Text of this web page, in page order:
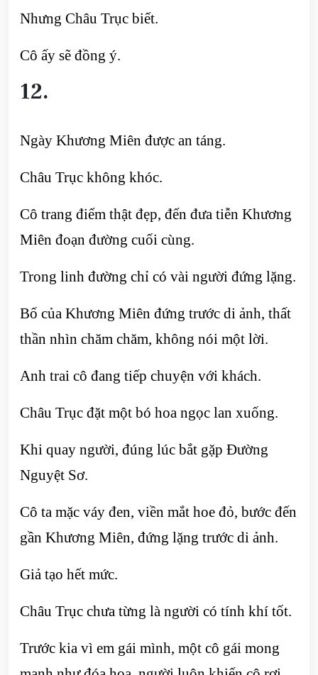
Nhưng Châu Trục biết.
Cô ấy sẽ đồng ý.
12.
Ngày Khương Miên được an táng.
Châu Trục không khóc.
Cô trang điểm thật đẹp, đến đưa tiễn Khương
Miên đoạn đường cuối cùng.
Trong linh đường chỉ có vài người đứng lặng.
Bố của Khương Miên đứng trước di ảnh, thất
thần nhìn chăm chăm, không nói một lời.
Anh trai cô đang tiếp chuyện với khách.
Châu Trục đặt một bó hoa ngọc lan xuống.
Khi quay người, đúng lúc bắt gặp Đường
Nguyệt Sơ.
Cô ta mặc váy đen, viền mắt hoe đỏ, bước đến
gần Khương Miên, đứng lặng trước di ảnh.
Giả tạo hết mức.
Châu Trục chưa từng là người có tính khí tốt.
Trước kia vì em gái mình, một cô gái mong